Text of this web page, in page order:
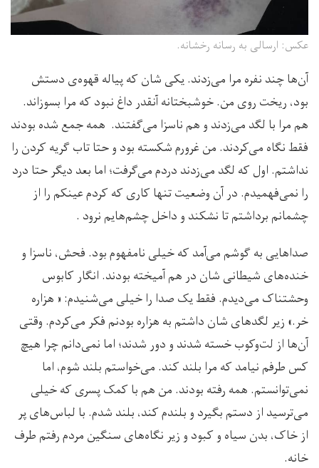
عکس: ارسالی به رسانه رخشانه.
آن‌ها چند نفره مرا می‌زدند. یکی شان که پیاله قهوه‌ی دستش
بود، ریخت روی من. خوشبختانه آنقدر داغ نبود که مرا بسوزاند.
هم مرا با لگد می‌زدند و هم ناسزا می‌گفتند. همه جمع شده بودند
فقط نگاه می‌کردند. من غرورم شکسته بود و حتا تاب گریه کردن را
نداشتم. اول که لگد می‌زدند دردم می‌گرفت؛ اما بعد دیگر حتا درد
را نمی‌فهمیدم. در آن وضعیت تنها کاری که کردم عینکم را از
چشمانم برداشتم تا نشکند و داخل چشم‌هایم نرود .
صداهایی به گوشم می‌آمد که خیلی نامفهوم بود. فحش، ناسزا و
خنده‌های شیطانی شان در هم آمیخته بودند. انگار کابوس
وحشتناک می‌دیدم. فقط یک صدا را خیلی می‌شنیدم: « هزاره
خر.» زیر لگدهای شان داشتم به هزاره بودنم فکر می‌کردم. وقتی
آن‌ها از لت‌وکوب خسته شدند و دور شدند؛ اما نمی‌دانم چرا هیچ
کس طرفم نیامد که مرا بلند کند. می‌خواستم بلند شوم، اما
نمی‌توانستم. همه رفته بودند. من هم با کمک پسری که خیلی
می‌ترسید از دستم بگیرد و بلندم کند، بلند شدم. با لباس‌های پر
از خاک، بدن سیاه و کبود و زیر نگاه‌های سنگین مردم رفتم طرف
خانه.